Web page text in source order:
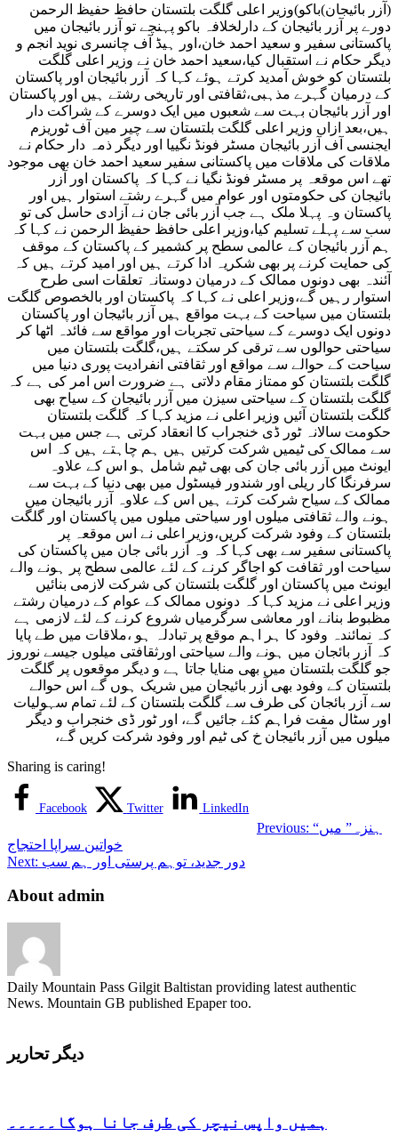
بلتستان
کے
سیاحتی
سیزن
میں
آزر
بائیجان
کے
سیاح
بھی
گلگت
بلتستان
آئیں
(آزر بائیجان)باکو)وزیر اعلی گلگت بلتستان حافظ حفیظ الرحمن
دورے پر آزر بائیجان کے دارلخلافہ باکو پہنچے تو آزر بائیجان میں
پاکستانی سفیر و سعید احمد خان،اور ہیڈ آف چانسری نوید انجم و
دیگر حکام نے استقبال کیا،سعید احمد خان نے وزیر اعلی گلگت
بلتستان کو خوش آمدید کرتے ہوئے کہا کہ آزر بائیجان اور پاکستان
کے درمیان گہرے مذہبی،ثقافتی اور تاریخی رشتے ہیں اور پاکستان
اور آزر بائیجان بہت سے شعبوں میں ایک دوسرے کے شراکت دار
ہیں،بعد ازاں وزیر اعلی گلگت بلتستان سے چیر مین آف ٹوریزم
ایجنسی آف آزر بائیجان مسٹر فونڈ نگییا اور دیگر ذمہ دار حکام نے
ملاقات کی ملاقات میں پاکستانی سفیر سعید احمد خان بھی موجود
تھے اس موقعہ پر مسٹر فونڈ نگیا نے کہا کہ پاکستان اور آزر
بائیجان کی حکومتوں اور عوام میں گہرے رشتے استوار ہیں اور
پاکستان وہ پہلا ملک ہے جب آزر بائی جان نے آزادی حاسل کی تو
سب سے پہلے تسلیم کیا،وزیر اعلی حافظ حفیظ الرحمن نے کہا کہ
ہم آزر بائیجان کے عالمی سطح پر کشمیر کے پاکستان کے موقف
کی حمایت کرنے پر بھی شکریہ ادا کرتے ہیں اور امید کرتے ہیں کہ
آئندہ بھی دونوں ممالک کے درمیان دوستانہ تعلقات اسی طرح
استوار رہیں گے،وزیر اعلی نے کہا کہ پاکستان اور بالخصوص گلگت
بلتستان میں سیاحت کے بہت مواقع ہیں آزر بائیجان اور پاکستان
دونوں ایک دوسرے کے سیاحتی تجربات اور مواقع سے فائدہ اٹھا کر
سیاحتی حوالوں سے ترقی کر سکتے ہیں،گلگت بلتستان میں
سیاحت کے حوالے سے مواقع اور ثقافتی انفرادیت پوری دنیا میں
گلگت بلتستان کو ممتاز مقام دلاتی ہے ضرورت اس امر کی ہے کہ
گلگت بلتستان کے سیاحتی سیزن میں آزر بائیجان کے سیاح بھی
گلگت بلتستان آئیں وزیر اعلی نے مزید کہا کہ گلگت بلتستان
حکومت سالانہ ٹور ڈی خنجراب کا انعقاد کرتی ہے جس میں بہت
سے ممالک کی ٹیمیں شرکت کرتیں ہیں ہم چاہتے ہیں کہ اس
ایونٹ میں آزر بائی جان کی بھی ٹیم شامل ہو اس کے علاوہ
سرفرنگا کار ریلی اور شندور فیسٹول میں بھی دنیا کے بہت سے
ممالک کے سیاح شرکت کرتے ہیں اس کے علاوہ آزر بائیجان میں
ہونے والے ثقافتی میلوں اور سیاحتی میلوں میں پاکستان اور گلگت
بلتستان کے وفود شرکت کریں،وزیر اعلی نے اس موقعہ پر
پاکستانی سفیر سے بھی کہا کہ وہ آزر بائی جان میں پاکستان کی
سیاحت اور ثقافت کو اجاگر کرنے کے لئے عالمی سطح پر ہونے والے
ایونٹ میں پاکستان اور گلگت بلتستان کی شرکت لازمی بنائیں
وزیر اعلی نے مزید کہا کہ دونوں ممالک کے عوام کے درمیان رشتے
مظبوط بنانے اور معاشی سرگرمیاں شروع کرنے کے لئے لازمی ہے
کہ نمائندہ وفود کا ہر اہم موقع پر تبادلہ ہو ،ملاقات میں طے پایا
کہ آزر بائجان میں ہونے والے سیاحتی اورثقافتی میلوں جیسے نوروز
جو گلگت بلتستان میں بھی منایا جاتا ہے و دیگر موقعوں پر گلگت
بلتستان کے وفود بھی آزر بائیجان میں شریک ہوں گے اس حوالے
سے آزر بائجان کی طرف سے گلگت بلتستان کے لئے تمام سہولیات
اور سٹال مفت فراہم کئے جائیں گے، اور ٹور ڈی خنجراب و دیگر
میلوں میں آزر بائیجان خ کی ٹیم اور وفود شرکت کریں گے،
Sharing is caring!
Facebook Twitter LinkedIn
Previous: “ہنزہ” میں
خواتین سراپا احتجاج
Next: دور جدید، توہم پرستی اور ہم سب
About admin
Daily Mountain Pass Gilgit Baltistan providing latest authentic
News. Mountain GB published Epaper too.
دیگر تحاریر
ہمیں واپس نیچر کی طرف جانا ہوگا۔۔۔۔۔